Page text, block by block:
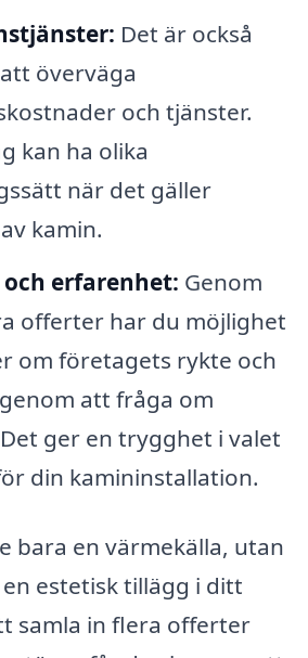
Det är också
överväga
och tjänster.
kan ha olika
när det gäller
kamin.
och erfarenhet: Genom
offerter har du möjlighet
om företagets rykte och
att fråga om
ger en trygghet i valet
din kamininstallation.
bara en värmekälla, utan
estetisk tillägg i ditt
samla in flera offerter